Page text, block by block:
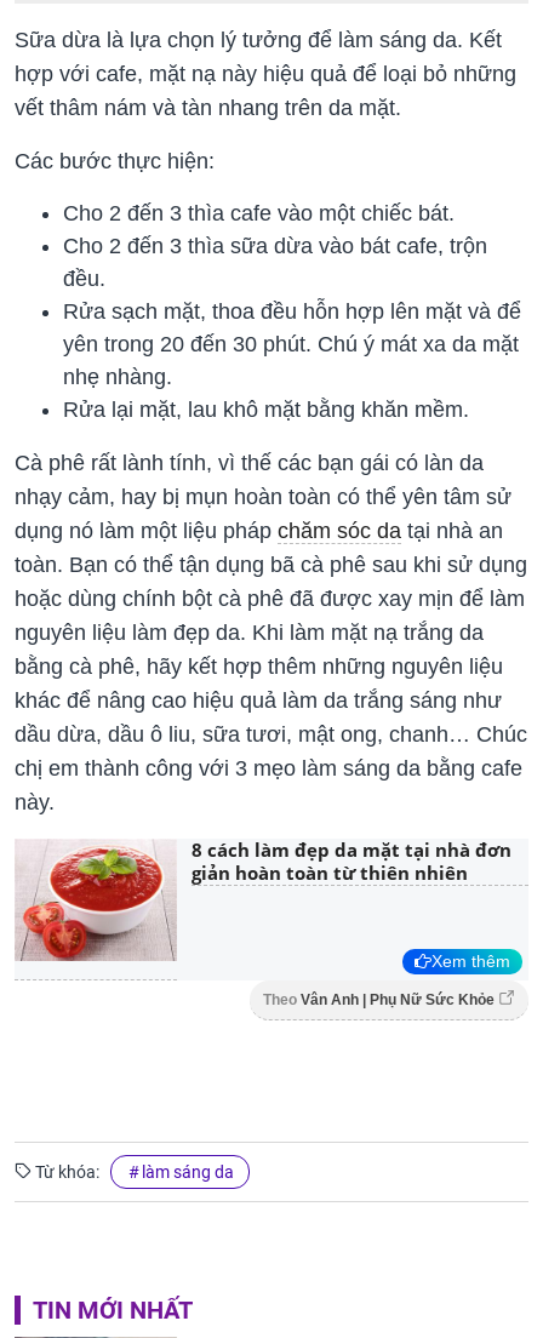
Sữa dừa là lựa chọn lý tưởng để làm sáng da. Kết
hợp với cafe, mặt nạ này hiệu quả để loại bỏ những
vết thâm nám và tàn nhang trên da mặt.
Các bước thực hiện:
Cho 2 đến 3 thìa cafe vào một chiếc bát.
Cho 2 đến 3 thìa sữa dừa vào bát cafe, trộn
đều.
Rửa sạch mặt, thoa đều hỗn hợp lên mặt và để
yên trong 20 đến 30 phút. Chú ý mát xa da mặt
nhẹ nhàng.
Rửa lại mặt, lau khô mặt bằng khăn mềm.
Cà phê rất lành tính, vì thế các bạn gái có làn da
nhạy cảm, hay bị mụn hoàn toàn có thể yên tâm sử
dụng nó làm một liệu pháp chăm sóc da tại nhà an
toàn. Bạn có thể tận dụng bã cà phê sau khi sử dụng
hoặc dùng chính bột cà phê đã được xay mịn để làm
nguyên liệu làm đẹp da. Khi làm mặt nạ trắng da
bằng cà phê, hãy kết hợp thêm những nguyên liệu
khác để nâng cao hiệu quả làm da trắng sáng như
dầu dừa, dầu ô liu, sữa tươi, mật ong, chanh… Chúc
chị em thành công với 3 mẹo làm sáng da bằng cafe
này.
8 cách làm đẹp da mặt tại nhà đơn
giản hoàn toàn từ thiên nhiên
Xem thêm
Theo Vân Anh | Phụ Nữ Sức Khỏe
Từ khóa: làm sáng da
TIN MỚI NHẤT